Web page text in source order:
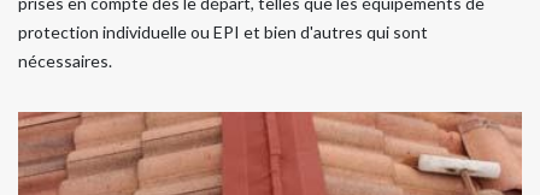
protection individuelle ou EPI et bien d'autres qui sont
nécessaires.